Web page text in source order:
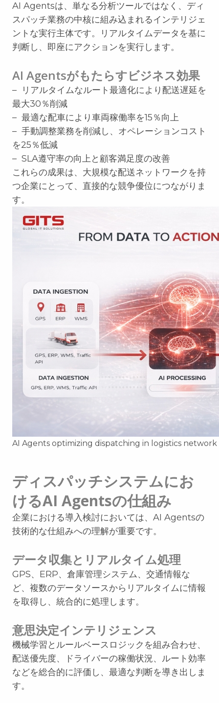
AI Agentsは、単なる分析ツールではなく、ディ
スパッチ業務の中核に組み込まれるインテリジェ
ントな実行主体です。リアルタイムデータを基に
判断し、即座にアクションを実行します。
AI Agentsがもたらすビジネス効果
– リアルタイムなルート最適化により配送遅延を
最大30％削減
– 最適な配車により車両稼働率を15％向上
– 手動調整業務を削減し、オペレーションコスト
を25％低減
– SLA遵守率の向上と顧客満足度の改善
これらの成果は、大規模な配送ネットワークを持
つ企業にとって、直接的な競争優位につながりま
す。
AI Agents optimizing dispatching in logistics network
ディスパッチシステムにお
けるAI Agentsの仕組み
企業における導入検討においては、AI Agentsの
技術的な仕組みへの理解が重要です。
データ収集とリアルタイム処理
GPS、ERP、倉庫管理システム、交通情報な
ど、複数のデータソースからリアルタイムに情報
を取得し、統合的に処理します。
意思決定インテリジェンス
機械学習とルールベースロジックを組み合わせ、
配送優先度、ドライバーの稼働状況、ルート効率
などを総合的に評価し、最適な判断を導き出しま
す。